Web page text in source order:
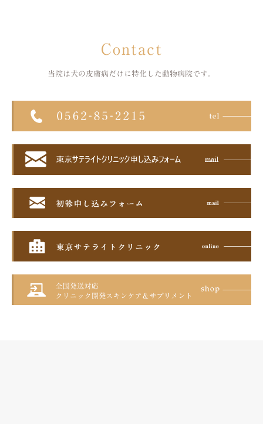
Contact
当院は犬の皮膚病だけに特化した 動物病院です。